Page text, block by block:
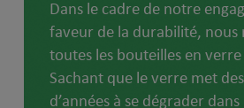
Dans le cadre de notre
faveur de la durabilité, nous
toutes les bouteilles en
Sachant que le verre met
d’années à se dégrader dans